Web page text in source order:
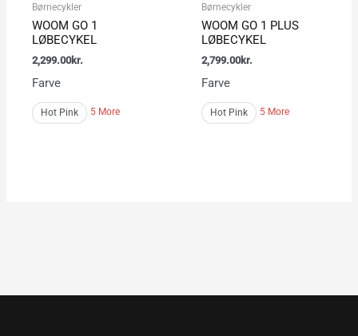
Børnecykler
WOOM GO 1
LØBECYKEL
2,299.00kr.
Farve
Hot Pink 5 More
Børnecykler
WOOM GO 1 PLUS
LØBECYKEL
2,799.00kr.
Farve
Hot Pink 5 More